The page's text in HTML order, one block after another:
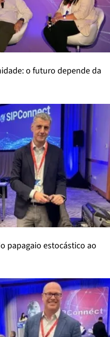
o futuro depende da
papagaio estocástico ao